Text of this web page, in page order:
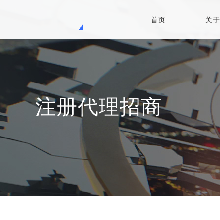
首页 关
注册代理招商